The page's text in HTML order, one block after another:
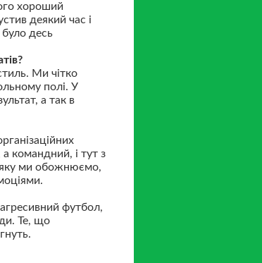
хороший
деякий час і
десь
Ми чітко
полі. У
а так в
командний, і тут з
яку ми обожнюємо,
футбол,
Те, що